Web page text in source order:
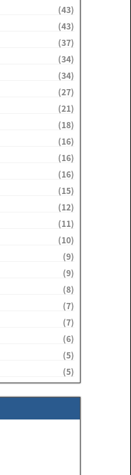
(43)
(43)
(37)
(34)
(34)
(27)
(21)
(18)
(16)
(16)
(16)
(15)
(12)
(11)
(10)
(9)
(9)
(8)
(7)
(7)
(6)
(5)
(5)